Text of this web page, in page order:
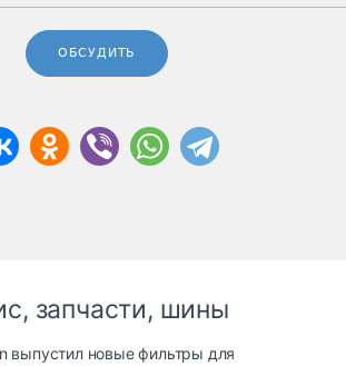
ОБСУДИТЬ
запчасти, шины
выпустил новые фильтры для